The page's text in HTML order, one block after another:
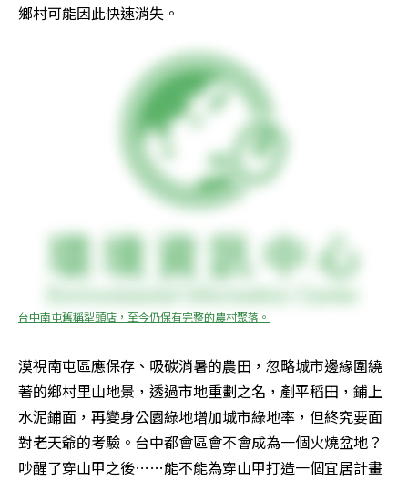
鄉村可能因此快速消失。
台中南屯舊稱犁頭店，至今仍保有完整的農村聚落。
漠視南屯區應保存、吸碳消暑的農田，忽略城市邊緣圍繞
著的鄉村里山地景，透過市地重劃之名，剷平稻田，鋪上
水泥鋪面，再變身公園綠地增加城市綠地率，但終究要面
對老天爺的考驗。台中都會區會不會成為一個火燒盆地？
吵醒了穿山甲之後……能不能為穿山甲打造一個宜居計畫